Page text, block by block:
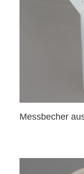
Messbecher